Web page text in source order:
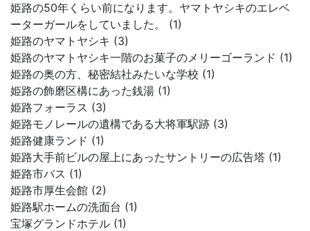
姫路の50年くらい前になります。ヤマトヤシキのエレベ
ーターガールをしていました。 (1)
姫路のヤマトヤシキ (3)
姫路のヤマトヤシキ一階のお菓子のメリーゴーランド (1)
姫路の奥の方、秘密結社みたいな学校 (1)
姫路の飾磨区構にあった銭湯 (1)
姫路フォーラス (3)
姫路モノレールの遺構である大将軍駅跡 (3)
姫路健康ランド (1)
姫路大手前ビルの屋上にあったサントリーの広告塔 (1)
姫路市バス (1)
姫路市厚生会館 (2)
姫路駅ホームの洗面台 (1)
宝塚グランドホテル (1)